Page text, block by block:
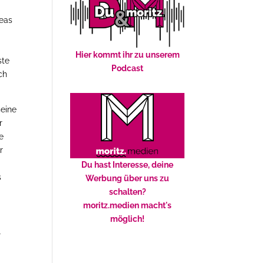
Hier kommt ihr zu unserem
Podcast
Du hast Interesse, deine
Werbung über uns zu
schalten?
moritz.medien macht's
möglich!